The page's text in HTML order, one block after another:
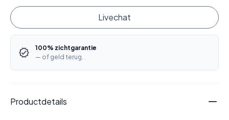
Livechat
100% zichtgarantie
— of geld terug.
Productdetails